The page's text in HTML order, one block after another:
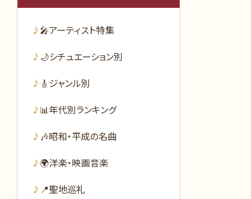
🎤アーティスト特集
🌙シチュエーション別
🎸ジャンル別
📊年代別ランキング
🎶昭和・平成の名曲
🌍洋楽・映画音楽
📍聖地巡礼